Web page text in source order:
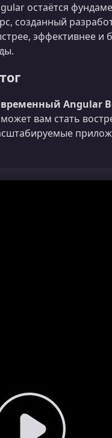
остаётся
созданный
эффективнее и
Angular
вам стать